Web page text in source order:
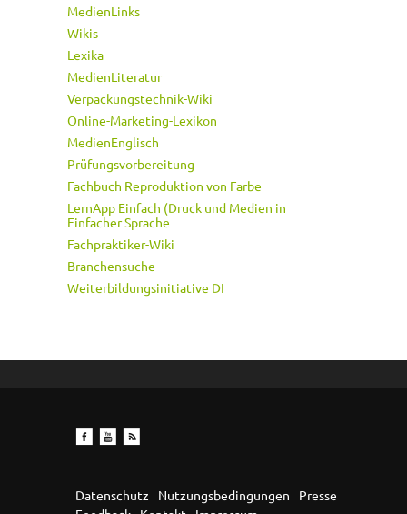
MedienLinks
Wikis
Lexika
MedienLiteratur
Verpackungstechnik-Wiki
Online-Marketing-Lexikon
MedienEnglisch
Prüfungsvorbereitung
Fachbuch Reproduktion von Farbe
LernApp Einfach (Druck und Medien in
Einfacher Sprache
Fachpraktiker-Wiki
Branchensuche
Weiterbildungsinitiative DI
Datenschutz Nutzungsbedingungen
Presse